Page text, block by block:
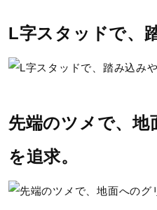
51、52：2024年秋冬
01、02、03、04、05：2024
L字スタッドで、
先端のツメで、
を追求。